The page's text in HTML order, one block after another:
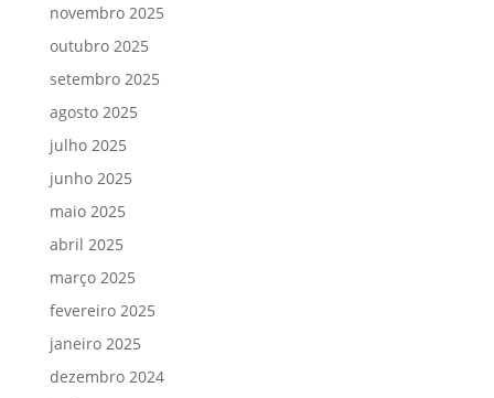
novembro 2025
outubro 2025
setembro 2025
agosto 2025
julho 2025
junho 2025
maio 2025
abril 2025
março 2025
fevereiro 2025
janeiro 2025
dezembro 2024